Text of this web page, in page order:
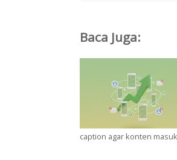
Baca Juga:
caption agar konten